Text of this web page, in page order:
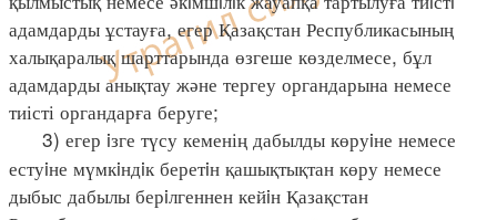
адамдарды ұстауға, егер Қазақстан Республикасының
халықаралық шарттарында өзгеше көзделмесе, бұл
адамдарды анықтау және тергеу органдарына немесе
тиісті органдарға беруге;
3) егер iзге түсу кеменің дабылды көруiне немесе
естуiне мүмкiндiк беретiн қашықтықтан көру немесе
дыбыс дабылы берiлгеннен кейiн Қазақстан